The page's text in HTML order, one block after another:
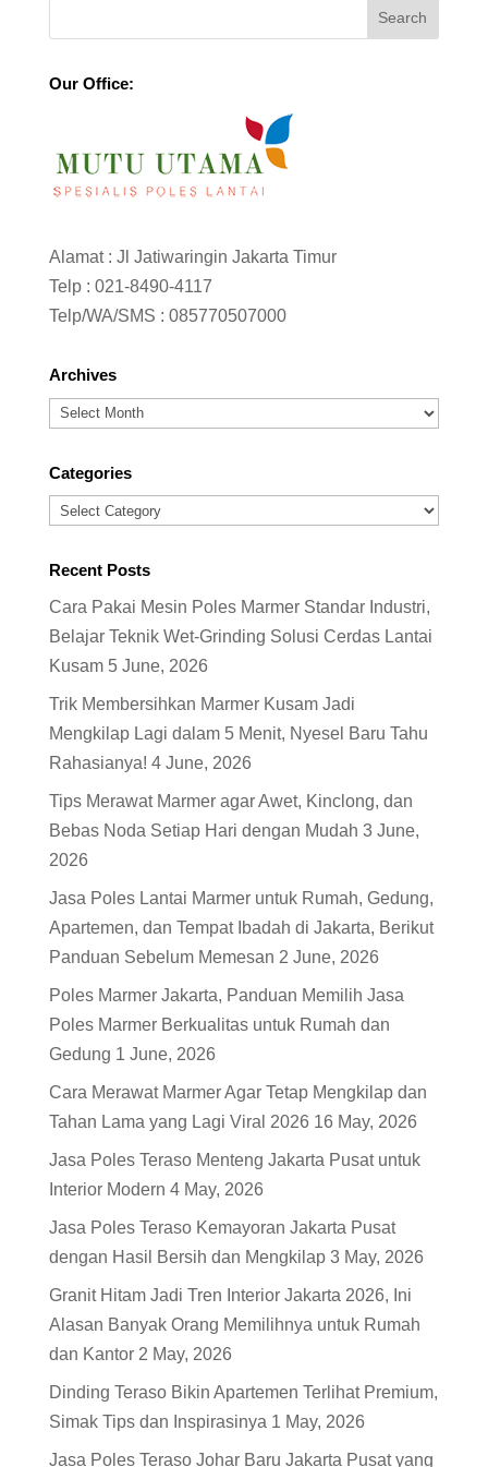
Our Office:
Alamat : Jl Jatiwaringin Jakarta Timur
Telp : 021-8490-4117
Telp/WA/SMS : 085770507000
Archives
Archives
Categories
Categories
Recent Posts
Cara Pakai Mesin Poles Marmer Standar Industri,
Belajar Teknik Wet-Grinding Solusi Cerdas Lantai
Kusam 5 June, 2026
Trik Membersihkan Marmer Kusam Jadi
Mengkilap Lagi dalam 5 Menit, Nyesel Baru Tahu
Rahasianya! 4 June, 2026
Tips Merawat Marmer agar Awet, Kinclong, dan
Bebas Noda Setiap Hari dengan Mudah 3 June,
2026
Jasa Poles Lantai Marmer untuk Rumah, Gedung,
Apartemen, dan Tempat Ibadah di Jakarta, Berikut
Panduan Sebelum Memesan 2 June, 2026
Poles Marmer Jakarta, Panduan Memilih Jasa
Poles Marmer Berkualitas untuk Rumah dan
Gedung 1 June, 2026
Cara Merawat Marmer Agar Tetap Mengkilap dan
Tahan Lama yang Lagi Viral 2026 16 May, 2026
Jasa Poles Teraso Menteng Jakarta Pusat untuk
Interior Modern 4 May, 2026
Jasa Poles Teraso Kemayoran Jakarta Pusat
dengan Hasil Bersih dan Mengkilap 3 May, 2026
Granit Hitam Jadi Tren Interior Jakarta 2026, Ini
Alasan Banyak Orang Memilihnya untuk Rumah
dan Kantor 2 May, 2026
Dinding Teraso Bikin Apartemen Terlihat Premium,
Simak Tips dan Inspirasinya 1 May, 2026
Jasa Poles Teraso Johar Baru Jakarta Pusat yang